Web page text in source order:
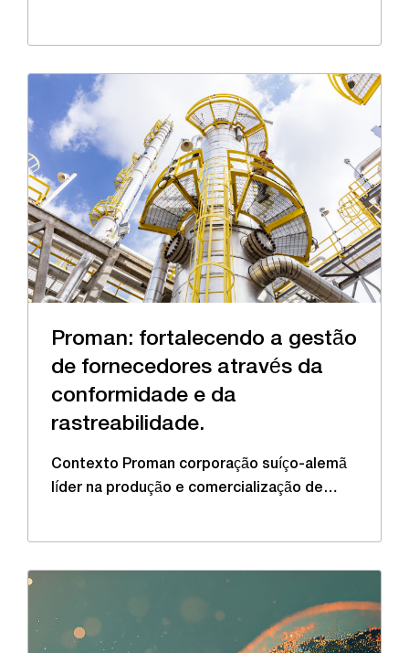
Proman: fortalecendo a gestão
de fornecedores através da
conformidade e da
rastreabilidade.
Contexto Proman corporação suíço-alemã
líder na produção e comercialização de…